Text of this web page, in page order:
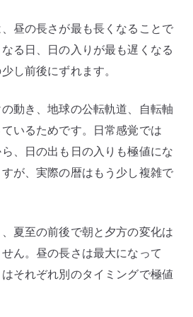
昼の長さが最も長くなることで
る日、日の入りが最も遅くなる
し前後にずれます。
動き、地球の公転軌道、自転軸
いるためです。日常感覚では
ら、日の出も日の入りも極値にな
が、実際の暦はもう少し複雑で
夏至の前後で朝と夕方の変化は
ん。昼の長さは最大になって
それぞれ別のタイミングで極値